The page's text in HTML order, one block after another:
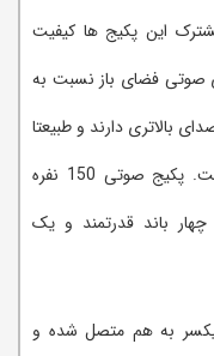
این پکیج ها کیفیت
فضای باز نسبت به
دارند و طبیعتا
از ابزار های قدرتمند تری استفاده شده است. پکیج صوتی 150 نفره
باند قدرتمند و یک
میکسر به هم متصل شده و